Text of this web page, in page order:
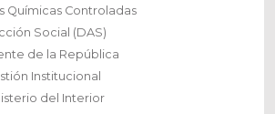
Indicadores Transversales
afiliaciones irregulares a